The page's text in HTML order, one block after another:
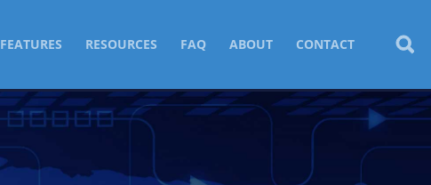
FEATURES RESOURCES FAQ ABOUT CONTACT